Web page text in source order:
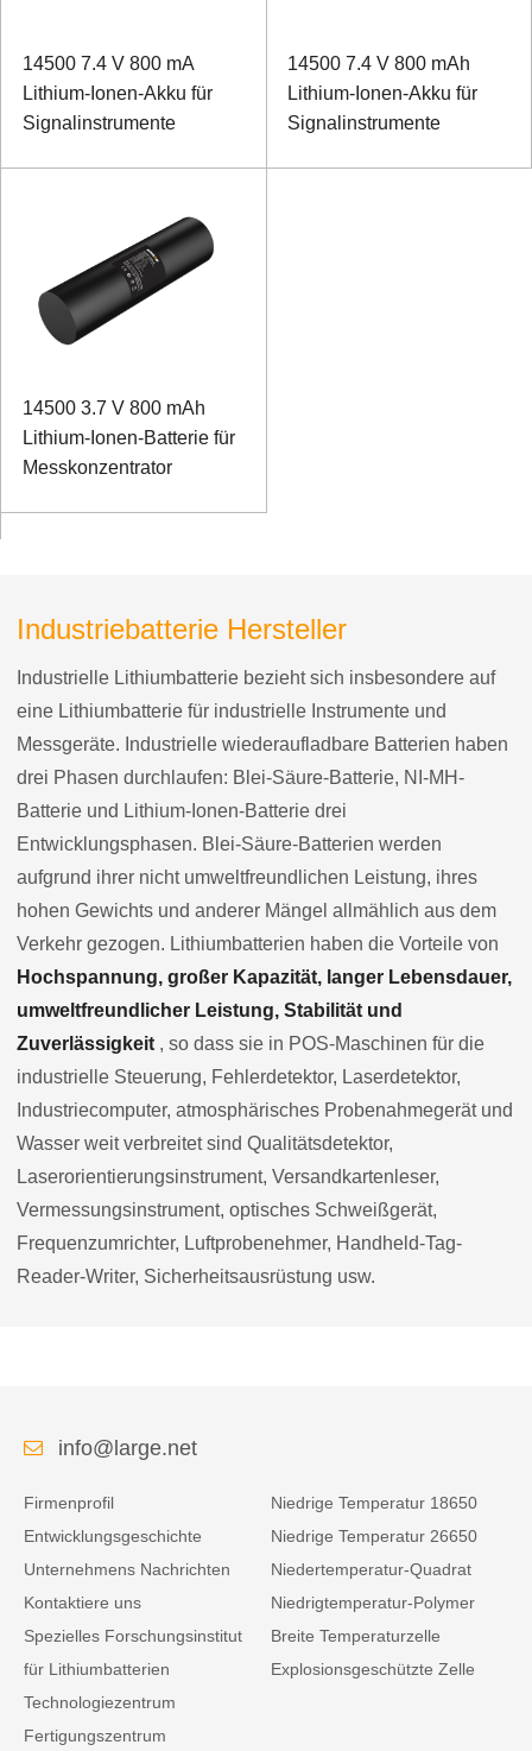
14500 7.4 V 800 mA
Lithium-Ionen-Akku für
Signalinstrumente
14500 7.4 V 800 mAh
Lithium-Ionen-Akku für
Signalinstrumente
14500 3.7 V 800 mAh
Lithium-Ionen-Batterie für
Messkonzentrator
Industriebatterie Hersteller
Industrielle Lithiumbatterie bezieht sich insbesondere auf
eine Lithiumbatterie für industrielle Instrumente und
Messgeräte. Industrielle wiederaufladbare Batterien haben
drei Phasen durchlaufen: Blei-Säure-Batterie, NI-MH-
Batterie und Lithium-Ionen-Batterie drei
Entwicklungsphasen. Blei-Säure-Batterien werden
aufgrund ihrer nicht umweltfreundlichen Leistung, ihres
hohen Gewichts und anderer Mängel allmählich aus dem
Verkehr gezogen. Lithiumbatterien haben die Vorteile von
Hochspannung, großer Kapazität, langer Lebensdauer,
umweltfreundlicher Leistung, Stabilität und
Zuverlässigkeit , so dass sie in POS-Maschinen für die
industrielle Steuerung, Fehlerdetektor, Laserdetektor,
Industriecomputer, atmosphärisches Probenahmegerät und
Wasser weit verbreitet sind Qualitätsdetektor,
Laserorientierungsinstrument, Versandkartenleser,
Vermessungsinstrument, optisches Schweißgerät,
Frequenzumrichter, Luftprobenehmer, Handheld-Tag-
Reader-Writer, Sicherheitsausrüstung usw.
info@large.net
Firmenprofil
Entwicklungsgeschichte
Unternehmens Nachrichten
Kontaktiere uns
Spezielles Forschungsinstitut
für Lithiumbatterien
Technologiezentrum
Fertigungszentrum
Niedrige Temperatur 18650
Niedrige Temperatur 26650
Niedertemperatur-Quadrat
Niedrigtemperatur-Polymer
Breite Temperaturzelle
Explosionsgeschützte Zelle